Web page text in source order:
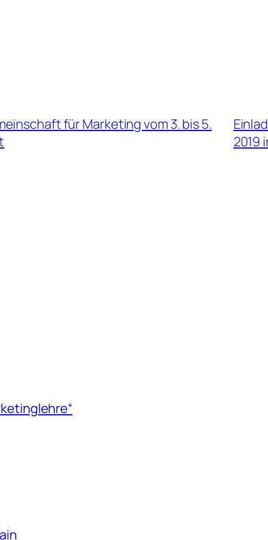
für Marketing vom 3. bis 5.
2019